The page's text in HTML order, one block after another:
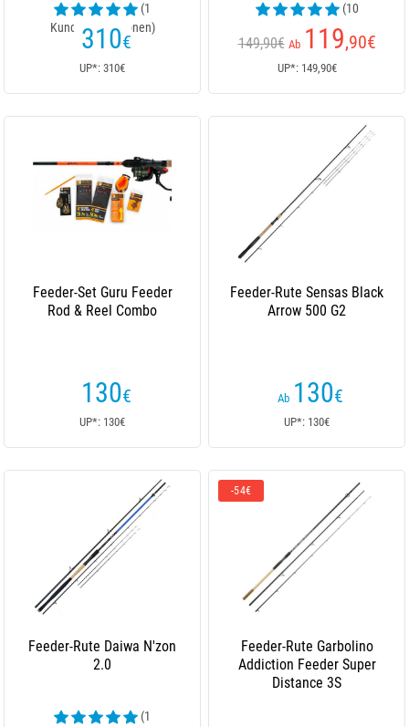
(1
Kundenrezensionen)
310€
UP*: 310€
(10
Kundenrezensionen)
149,90€ Ab 119,90€
UP*: 149,90€
Feeder-Set Guru Feeder
Rod & Reel Combo
130€
UP*: 130€
Feeder-Rute Sensas Black
Arrow 500 G2
Ab 130€
UP*: 130€
Feeder-Rute Daiwa N'zon
2.0
(1
-54€
Feeder-Rute Garbolino
Addiction Feeder Super
Distance 3S